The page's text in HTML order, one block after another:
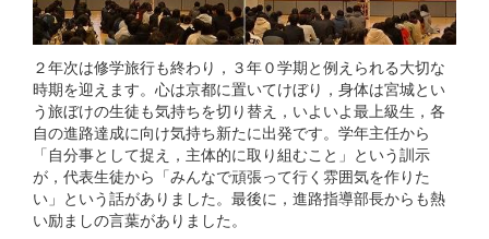
２年次は修学旅行も終わり，３年０学期と例えられる大切な
時期を迎えます。心は京都に置いてけぼり，身体は宮城とい
う旅ぼけの生徒も気持ちを切り替え，いよいよ最上級生，各
自の進路達成に向け気持ち新たに出発です。学年主任から
「自分事として捉え，主体的に取り組むこと」という訓示
が，代表生徒から「みんなで頑張って行く雰囲気を作りた
い」という話がありました。最後に，進路指導部長からも熱
い励ましの言葉がありました。